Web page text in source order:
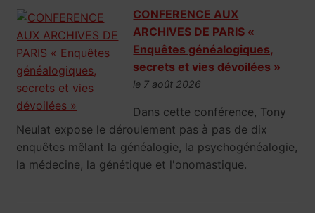
CONFERENCE AUX
ARCHIVES DE PARIS «
Enquêtes généalogiques,
secrets et vies dévoilées »
le 7 août 2026
Dans cette conférence, Tony
Neulat expose le déroulement pas à pas de dix
enquêtes mêlant la généalogie, la psychogénéalogie,
la médecine, la génétique et l'onomastique.